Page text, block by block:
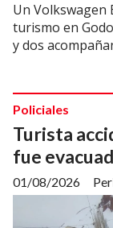
Un Volkswagen
turismo en
y dos
Turista
fue
Policiales
01/08/2026